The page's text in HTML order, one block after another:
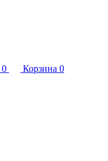
0 Корзина 0